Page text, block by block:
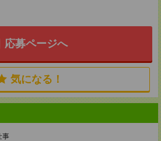
応募ページへ
気になる！
事